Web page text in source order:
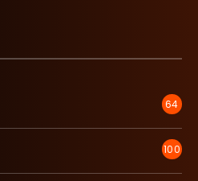
64
100